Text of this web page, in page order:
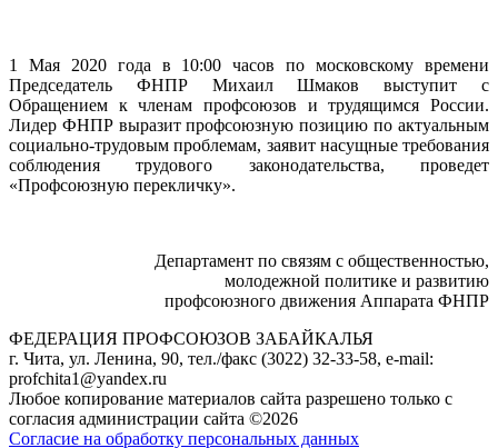
1 Мая 2020 года в 10:00 часов по московскому времени
Председатель ФНПР Михаил Шмаков выступит с
Обращением к членам профсоюзов и трудящимся России.
Лидер ФНПР выразит профсоюзную позицию по актуальным
социально-трудовым проблемам, заявит насущные требования
соблюдения трудового законодательства, проведет
«Профсоюзную перекличку».
Департамент по связям с общественностью,
молодежной политике и развитию
профсоюзного движения Аппарата ФНПР
ФЕДЕРАЦИЯ ПРОФСОЮЗОВ ЗАБАЙКАЛЬЯ
г. Чита, ул. Ленина, 90, тел./факс (3022) 32-33-58, e-mail:
profchita1@yandex.ru
Любое копирование материалов сайта разрешено только с
согласия администрации сайта ©2026
Согласие на обработку персональных данных